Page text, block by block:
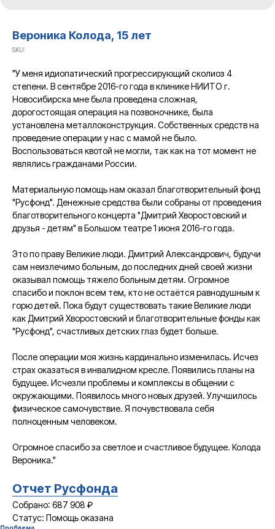
Вероника Колода, 15 лет
SKU:
"У меня идиопатический прогрессирующий сколиоз 4
степени. В сентябре 2016-го года в клинике НИИТО г.
Новосибирска мне была проведена сложная,
дорогостоящая операция на позвоночнике, была
установлена металлоконструкция. Собственных средств на
проведение операции у нас с мамой не было.
Воспользоваться квотой не могли, так как на тот момент не
являлись гражданами России.
Материальную помощь нам оказал благотворительный фонд
"Русфонд". Денежные средства были собраны от проведения
благотворительного концерта "Дмитрий Хворостовский и
друзья - детям" в Большом театре 1 июня 2016-го года.
Это по праву Великие люди. Дмитрий Александрович, будучи
сам неизлечимо больным, до последних дней своей жизни
оказывал помощь тяжело больным детям. Огромное
спасибо и поклон всем тем, кто не остаётся равнодушным к
горю детей. Пока будут существовать такие Великие люди
как Дмитрий Хворостовский и благотворительные фонды как
"Русфонд", счастливых детских глаз будет больше.
После операции моя жизнь кардинально изменилась. Исчез
страх оказаться в инвалидном кресле. Появились планы на
будущее. Исчезли проблемы и комплексы в общении с
окружающими. Появилось много новых друзей. Улучшилось
физическое самочувствие. Я почувствовала себя
полноценным человеком.
Огромное спасибо за светлое и счастливое будущее. Колода
Вероника."
Отчет Русфонда
Собрано: 687 908 ₽
Статус: Помощь оказана